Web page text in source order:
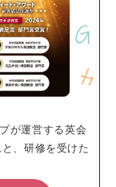
が運営する英会
、研修を受けた